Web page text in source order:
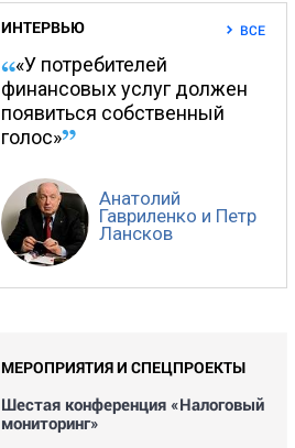
ИНТЕРВЬЮ ВСЕ
«У потребителей
финансовых услуг должен
появиться собственный
голос»
Анатолий
Гавриленко и Петр
Лансков
МЕРОПРИЯТИЯ И СПЕЦПРОЕКТЫ
Шестая конференция «Налоговый
мониторинг»